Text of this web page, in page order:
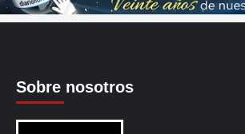
Sobre nosotros